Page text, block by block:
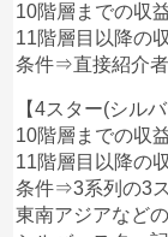
10階層までの収
11階層目以降の
条件⇒直接紹介者
【4スター(シル
10階層までの収
11階層目以降の
条件⇒3系列の3
東南アジアなど